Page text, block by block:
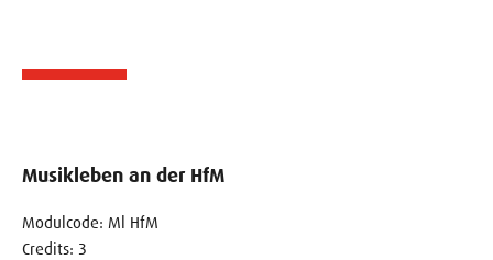
Musikleben an der HfM
Modulcode: Ml HfM
Credits: 3